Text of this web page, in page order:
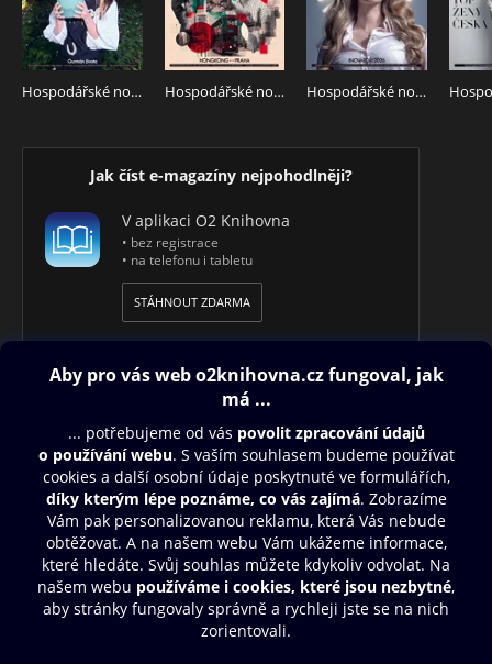
Hospodářské noviny - příloha Proč ne?! 117 - 19.6.2026 PročNe Hospodářské noviny - příloha Proč ne?! 097 - 22.5.2026 PročNe Hospodářské noviny - příloha Proč ne?! 074 - 17.4.2026 PročNe
Jak číst e-magazíny nejpohodlněji?
V aplikaci O2 Knihovna
• bez registrace
• na telefonu i tabletu
STÁHNOUT ZDARMA
Obsah ke stažení
Moje O2 Knihovna
Další zábava
© O2 Czech Republic a.s.